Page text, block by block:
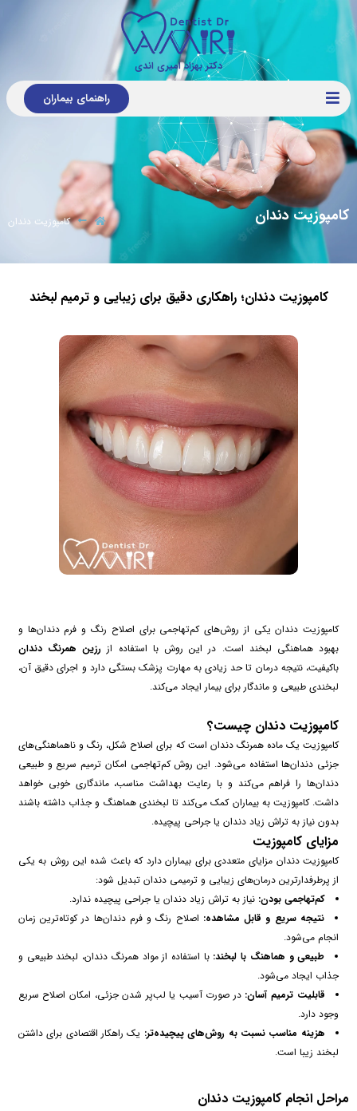
دکتر بهزاد امیری اندی
راهنمای بیماران
کامپوزیت دندان کامپوزیت دندان
کامپوزیت دندان؛ راهکاری دقیق برای زیبایی و ترمیم لبخند
کامپوزیت دندان یکی از روش‌های کم‌تهاجمی برای اصلاح رنگ و فرم دندان‌ها و
بهبود هماهنگی لبخند است. در این روش با استفاده از رزین همرنگ دندان
باکیفیت، نتیجه درمان تا حد زیادی به مهارت پزشک بستگی دارد و اجرای دقیق آن،
لبخندی طبیعی و ماندگار برای بیمار ایجاد می‌کند.
کامپوزیت دندان چیست؟
کامپوزیت یک ماده همرنگ دندان است که برای اصلاح شکل، رنگ و ناهماهنگی‌های
جزئی دندان‌ها استفاده می‌شود. این روش کم‌تهاجمی امکان ترمیم سریع و طبیعی
دندان‌ها را فراهم می‌کند و با رعایت بهداشت مناسب، ماندگاری خوبی خواهد
داشت. کامپوزیت به بیماران کمک می‌کند تا لبخندی هماهنگ و جذاب داشته باشند
بدون نیاز به تراش زیاد دندان یا جراحی پیچیده.
مزایای کامپوزیت
کامپوزیت دندان مزایای متعددی برای بیماران دارد که باعث شده این روش به یکی
از پرطرفدارترین درمان‌های زیبایی و ترمیمی دندان تبدیل شود:
کم‌تهاجمی بودن: نیاز به تراش زیاد دندان یا جراحی پیچیده ندارد.
نتیجه سریع و قابل مشاهده: اصلاح رنگ و فرم دندان‌ها در کوتاه‌ترین زمان
انجام می‌شود.
طبیعی و هماهنگ با لبخند: با استفاده از مواد همرنگ دندان، لبخند طبیعی و
جذاب ایجاد می‌شود.
قابلیت ترمیم آسان: در صورت آسیب یا لب‌پر شدن جزئی، امکان اصلاح سریع
وجود دارد.
هزینه مناسب نسبت به روش‌های پیچیده‌تر: یک راهکار اقتصادی برای داشتن
لبخند زیبا است.
مراحل انجام کامپوزیت دندان